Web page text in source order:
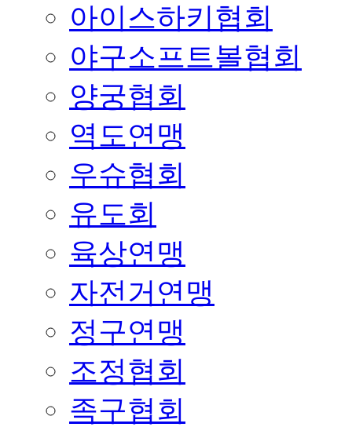
아이스하키협회
야구소프트볼협회
양궁협회
역도연맹
우슈협회
유도회
육상연맹
자전거연맹
정구연맹
조정협회
족구협회